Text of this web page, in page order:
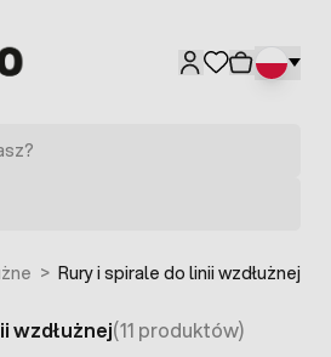
> Rury i spirale do linii wzdłużnej
wzdłużnej(11 produktów)